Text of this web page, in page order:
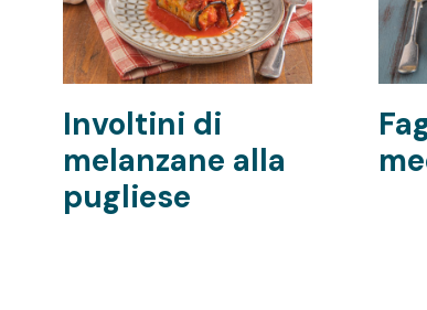
Involtini di
melanzane alla
pugliese